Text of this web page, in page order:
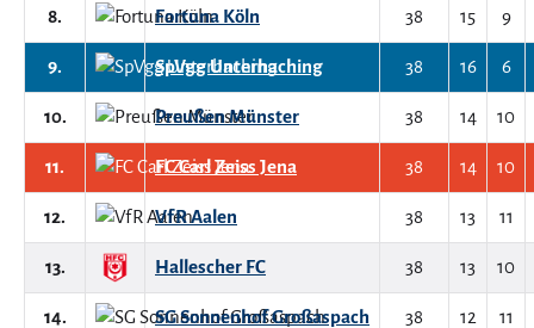
8. Fortuna Köln 38 15 9
9. SpVgg Unterhaching 38 16 6
10. Preußen Münster 38 14 10
11. FC Carl Zeiss Jena 38 14 10
12. VfR Aalen 38 13 11
13. Hallescher FC 38 13 10
14. SG Sonnenhof Großaspach 38 12 11